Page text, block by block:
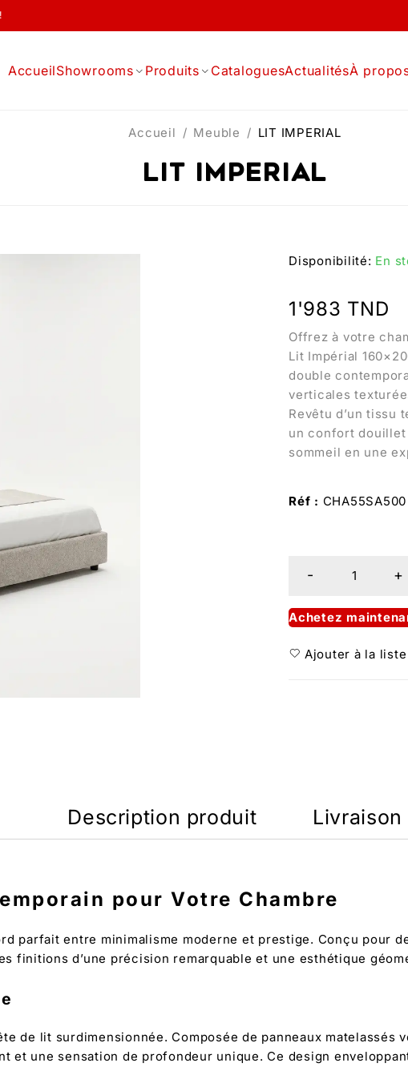
AccueilShowrooms Produits CataloguesActualitésÀ
LIT IMPERIAL
Accueil / Meuble / LIT IMPERIAL
Disponibilité: En
Offrez à votre
Lit Impérial
double
verticales
Revêtu d’un tissu
un confort douillet
sommeil en une
Réf : CHA55SA500
1'983 TND
Achetez
Ajouter à la
Description produit Livraison
pour Votre Chambre
parfait entre minimalisme moderne et prestige. Conçu pour
finitions d’une précision remarquable et une esthétique
de lit surdimensionnée. Composée de panneaux
et une sensation de profondeur unique. Ce design